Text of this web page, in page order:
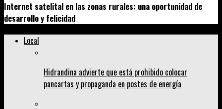
Internet satelital en las zonas rurales: una oportunidad de
desarrollo y felicidad
Local
Hidrandina advierte que está prohibido colocar
pancartas y propaganda en postes de energía